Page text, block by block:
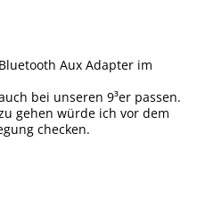
Aux Adapter im
bei unseren 9³er passen.
gehen würde ich vor dem
checken.